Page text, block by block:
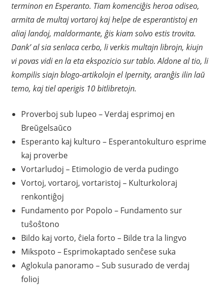
terminon en Esperanto. Tiam komenciĝis heroa odiseo,
armita de multaj vortaroj kaj helpe de esperantistoj en
aliaj landoj, maldormante, ĝis kiam solvo estis trovita.
Dank’ al sia senlaca cerbo, li verkis multajn librojn, kiujn
vi povas vidi en la eta ekspozicio sur tablo. Aldone al tio, li
kompilis siajn blogo-artikolojn el Ipernity, aranĝis ilin laŭ
temo, kaj tiel aperigis 10 bitlibretojn.
Proverboj sub lupeo – Verdaj esprimoj en
Breŭgelsaŭco
Esperanto kaj kulturo – Esperantokulturo esprime
kaj proverbe
Vortarludoj – Etimologio de verda pudingo
Vortoj, vortaroj, vortaristoj – Kulturkoloraj
renkontiĝoj
Fundamento por Popolo – Fundamento sur
tuŝoŝtono
Bildo kaj vorto, ĉiela forto – Bilde tra la lingvo
Mikspoto – Esprimokaptado senĉese suka
Aglokula panoramo – Sub susurado de verdaj
folioj